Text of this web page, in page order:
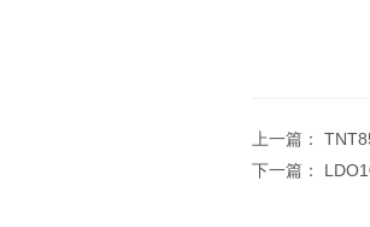
上一篇：
下一篇：